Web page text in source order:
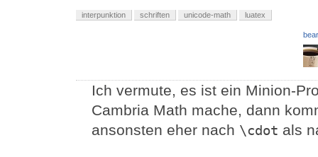
interpunktion schriften unicode-math luatex
Ich vermute, es ist ein Minion-
Cambria Math mache, dann
ansonsten eher nach \cdot als